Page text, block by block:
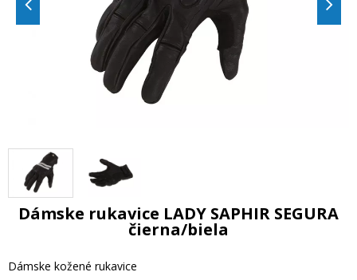
Dámske rukavice LADY SAPHIR SEGURA
čierna/biela
Dámske kožené rukavice